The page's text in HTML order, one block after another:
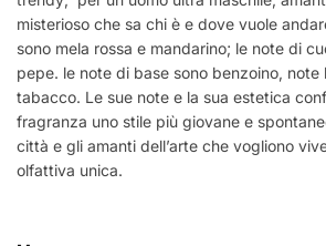
misterioso che sa chi è e dove vuole
sono mela rossa e mandarino; le note di
pepe. le note di base sono benzoino, note
tabacco. Le sue note e la sua estetica
fragranza uno stile più giovane e
città e gli amanti dell’arte che vogliono
olfattiva unica.